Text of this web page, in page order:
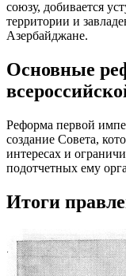
союзу, добивается
территории и
Азербайджане.
Основные
Реформа первой
создание Совета,
интересах и
подотчетных ему
Итоги